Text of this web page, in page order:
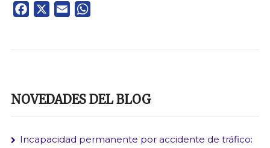
Facebook Email
NOVEDADES DEL BLOG
Incapacidad permanente por accidente de tráfico: